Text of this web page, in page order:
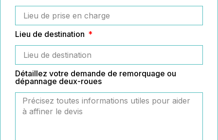
Lieu de destination
Détaillez votre demande de remorquage ou
dépannage deux-roues